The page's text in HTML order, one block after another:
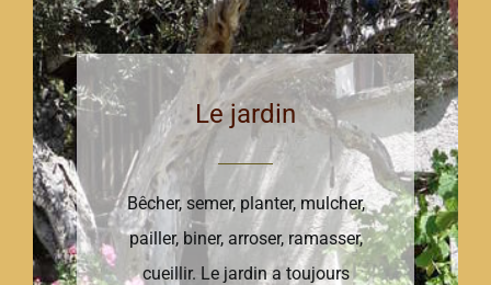
Le jardin
Bêcher, semer, planter, mulcher,
pailler, biner, arroser, ramasser,
cueillir. Le jardin a toujours